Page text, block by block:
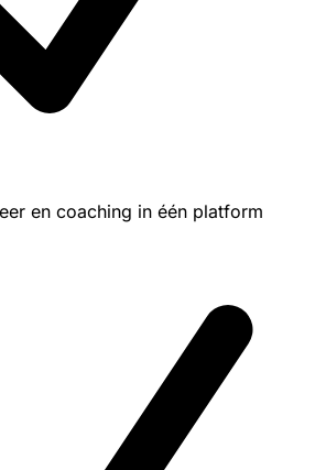
en coaching in één platform